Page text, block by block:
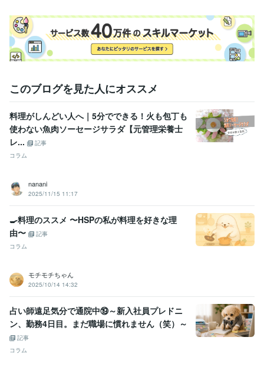
栄養マイスター:3年栄養Pro:5年
得意分野
住まい・美容・生活相談 栄養・食事相談など
管理栄養士 栄養相談 食事相談 献立作成 栄養計算
レシピ作成
学歴
長崎県立長崎シーボルト大学 2001年3月 ~ 2005年2月
このブログを見た人にオススメ
料理がしんどい人へ｜5分でできる！火も包丁も
使わない魚肉ソーセージサラダ【元管理栄養士
レ...
記事
コラム
nanani
2025/11/15 11:17
🍳料理のススメ 〜HSPの私が料理を好きな理
由〜
記事
コラム
モチモチちゃん
2025/10/14 14:32
占い師遠足気分で通院中⑲～新入社員プレドニ
ン、勤務4日目。まだ職場に慣れません（笑）～
記事
コラム